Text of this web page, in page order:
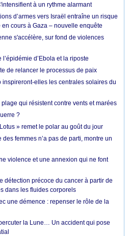
à un rythme alarmant
d’armes vers Israël entraîne un risque
cours à Gaza – nouvelle enquête
s'accélère, sur fond de violences
d’Ebola et la riposte
de relancer le processus de paix
elles les centrales solaires du
qui résistent contre vents et marées
?
» remet le polar au goût du jour
femmes n’a pas de parti, montre un
violence et une annexion qui ne font
détection précoce du cancer à partir de
dans les fluides corporels
une démence : repenser le rôle de la
la Lune… Un accident qui pose